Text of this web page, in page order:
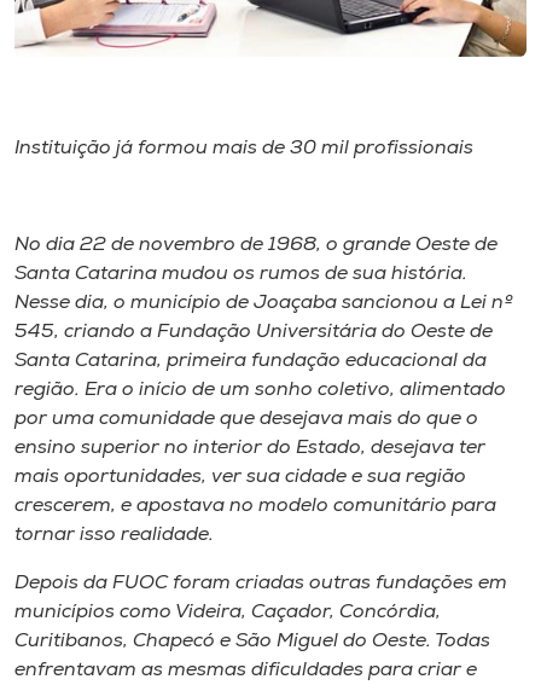
Museu
Store
Selecione
o idioma
A+
A-
Instituição já formou mais de 30 mil profissionais
No dia 22 de novembro de 1968, o grande Oeste de
Santa Catarina mudou os rumos de sua história.
Nesse dia, o município de Joaçaba sancionou a Lei nº
545, criando a Fundação Universitária do Oeste de
Santa Catarina, primeira fundação educacional da
região. Era o início de um sonho coletivo, alimentado
por uma comunidade que desejava mais do que o
ensino superior no interior do Estado, desejava ter
mais oportunidades, ver sua cidade e sua região
crescerem, e apostava no modelo comunitário para
tornar isso realidade.
Depois da FUOC foram criadas outras fundações em
municípios como Videira, Caçador, Concórdia,
Curitibanos, Chapecó e São Miguel do Oeste. Todas
enfrentavam as mesmas dificuldades para criar e